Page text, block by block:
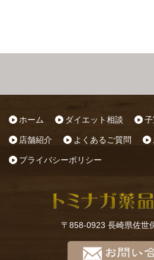
ホーム ダイエット相談
店舗紹介 よくあるご質問
プライバシーポリシー
〒858-0923 長崎県佐世